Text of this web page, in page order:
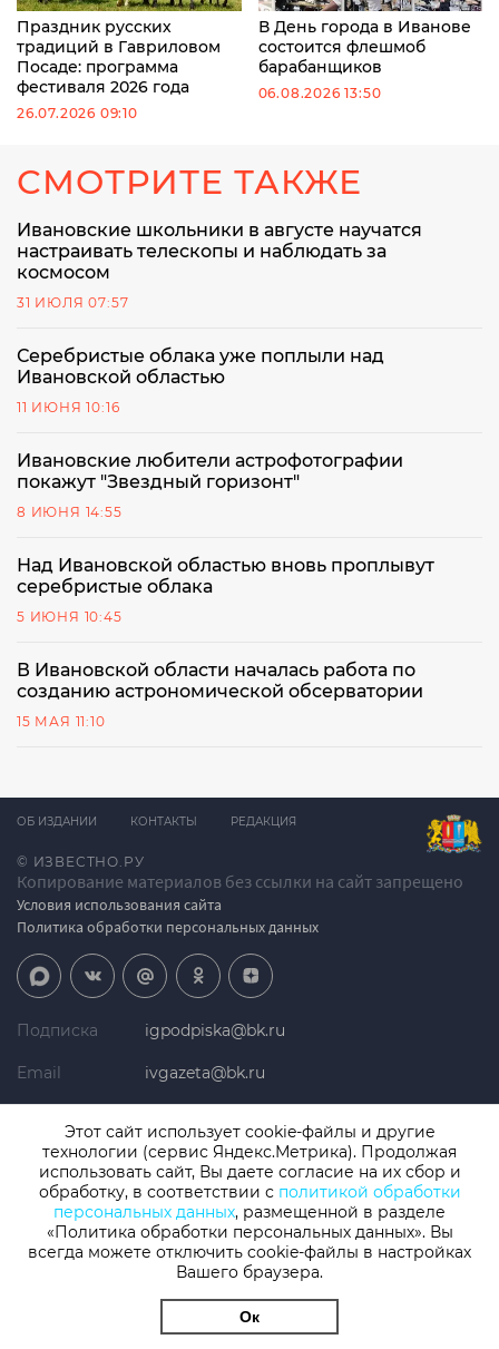
Праздник русских
традиций в Гавриловом
Посаде: программа
фестиваля 2026 года
26.07.2026 09:10
В День города в Иванове
состоится флешмоб
барабанщиков
06.08.2026 13:50
СМОТРИТЕ ТАКЖЕ
Ивановские школьники в августе научатся
настраивать телескопы и наблюдать за
космосом
31 ИЮЛЯ 07:57
Серебристые облака уже поплыли над
Ивановской областью
11 ИЮНЯ 10:16
Ивановские любители астрофотографии
покажут "Звездный горизонт"
8 ИЮНЯ 14:55
Над Ивановской областью вновь проплывут
серебристые облака
5 ИЮНЯ 10:45
В Ивановской области началась работа по
созданию астрономической обсерватории
15 МАЯ 11:10
© ИЗВЕСТНО.РУ
Копирование материалов без ссылки на сайт запрещено
Условия использования сайта
Политика обработки персональных данных
ОБ ИЗДАНИИ КОНТАКТЫ РЕДАКЦИЯ
Подписка igpodpiska@bk.ru
Email ivgazeta@bk.ru
Телефон +7 (4932) 41-94-81
СМИ: Izvestno.ru. Реестровая запись 08.11.2019 серия ЭЛ № ФС 77 -
77192, зарегистрировано Роскомнадзором
Учредитель: БУ «Ивановские газеты». Главный редактор:
Этот сайт использует cookie-файлы и другие
технологии (сервис Яндекс.Метрика). Продолжая
использовать сайт, Вы даете согласие на их сбор и
обработку, в соответствии с политикой обработки
персональных данных, размещенной в разделе
«Политика обработки персональных данных». Вы
всегда можете отключить cookie-файлы в настройках
Вашего браузера.
Ок